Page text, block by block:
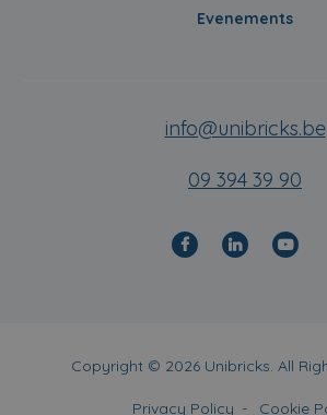
Evenements
info@unibricks.be
09 394 39 90
Copyright © 2026 Unibricks. All
Privacy Policy Cookie